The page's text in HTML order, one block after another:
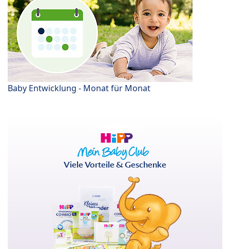
Baby Entwicklung - Monat für Monat
Viele Vorteile & Geschenke